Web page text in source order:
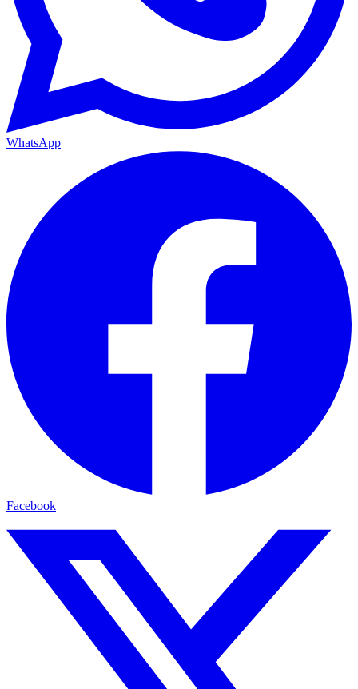
WhatsApp
Facebook